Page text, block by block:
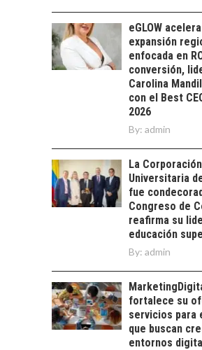
determinante en la
economía…
FINANCIAMIENTO
PARA PYMES EN
CHILE:
ALTERNATIVAS MÁS
ALLÁ DEL CRÉDITO
BANCARIO
Financiamiento para
pymes en Chile:
alternativas que
trascienden el
crédito…
LOS SERVICIOS
DIGITALES
EXPORTADOS
CHILE
El auge de las
exportaciones de
TURISMO EN EL
DESIERTO DE
ATACAMA:
OPORTUNIDADES
PARA EL
DESARROLLO
eGLOW
expansión
enfocada en
conversión,
Carolina
con el Best
2026
By: admin
La Corporación
Universitaria
fue
Congreso de
reafirma su
educación
By: admin
fortalece su
servicios para
que buscan
entornos